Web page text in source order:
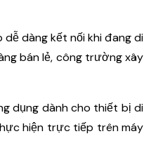
dàng kết nối khi đang di
bán lẻ, công trường xây
dụng dành cho thiết bị di
hiện trực tiếp trên máy